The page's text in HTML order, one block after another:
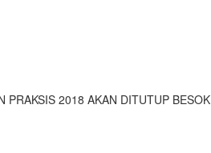
PRAKSIS 2018 AKAN DITUTUP BESOK